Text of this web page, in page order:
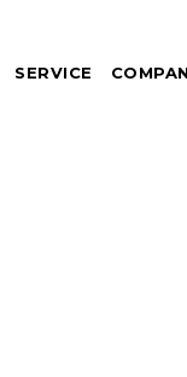
SERVICE